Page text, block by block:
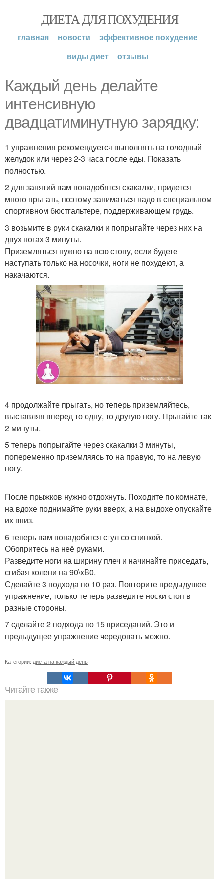
ДИЕТА ДЛЯ ПОХУДЕНИЯ
главная новости
эффективное похудение
виды диет
отзывы
Каждый день делайте
интенсивную
двадцатиминутную зарядку:
1 упражнения рекомендуется выполнять на голодный
желудок или через 2-3 часа после еды. Показать
полностью.
2 для занятий вам понадобятся скакалки, придется
много прыгать, поэтому заниматься надо в специальном
спортивном бюстгальтере, поддерживающем грудь.
3 возьмите в руки скакалки и попрыгайте через них на
двух ногах 3 минуты.
Приземляться нужно на всю стопу, если будете
наступать только на носочки, ноги не похудеют, а
накачаются.
4 продолжайте прыгать, но теперь приземляйтесь,
выставляя вперед то одну, то другую ногу. Прыгайте так
2 минуты.
5 теперь попрыгайте через скакалки 3 минуты,
попеременно приземляясь то на правую, то на левую
ногу.
После прыжков нужно отдохнуть. Походите по комнате,
на вдохе поднимайте руки вверх, а на выдохе опускайте
их вниз.
6 теперь вам понадобится стул со спинкой.
Обопритесь на неё руками.
Разведите ноги на ширину плеч и начинайте приседать,
сгибая колени на 90\xB0.
Сделайте 3 подхода по 10 раз. Повторите предыдущее
упражнение, только теперь разведите носки стоп в
разные стороны.
7 сделайте 2 подхода по 15 приседаний. Это и
предыдущее упражнение чередовать можно.
Категории: диета на каждый день
Читайте также